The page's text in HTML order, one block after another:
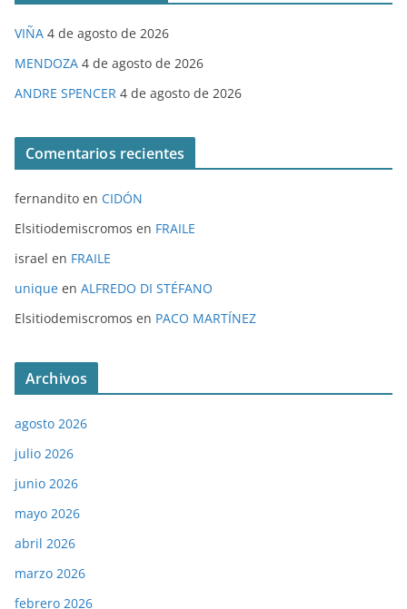
VIÑA 4 de agosto de 2026
MENDOZA 4 de agosto de 2026
ANDRE SPENCER 4 de agosto de 2026
Comentarios recientes
fernandito en CIDÓN
Elsitiodemiscromos en FRAILE
israel en FRAILE
unique en ALFREDO DI STÉFANO
Elsitiodemiscromos en PACO MARTÍNEZ
Archivos
agosto 2026
julio 2026
junio 2026
mayo 2026
abril 2026
marzo 2026
febrero 2026